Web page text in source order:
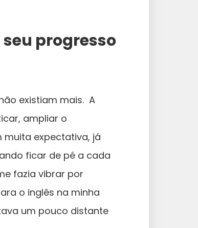
progresso
existiam mais. A
ampliar o
muita expectativa, já
ficar de pé a cada
fazia vibrar por
o inglês na minha
um pouco distante